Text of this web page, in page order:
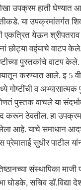
उपक्रम हाती
या उपक्रमांतर्गत
एकत्रित येऊन
छोट्या वह्ंयाचे वाटप केले.
पुस्तकांचे वाटप
करण्यात आले. इ 5 वी
गोष्टींची व
पुस्तक वाचले या
करून ठेवतील. हा
आहे. याचे समाधान
प्रेमाताई सुधीर पाटील
संस्थापिका माजी
घोडके, सचिव डॉ.विद्या